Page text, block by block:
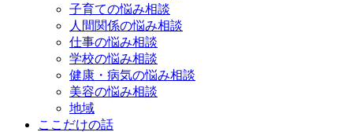
子育ての悩み相談
人間関係の悩み相談
仕事の悩み相談
学校の悩み相談
健康・病気の悩み相談
美容の悩み相談
地域
ここだけの話